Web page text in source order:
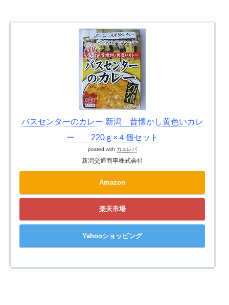
バスセンターのカレー 新潟 昔懐かし黄色いカレ
ー 220ｇ×４個セット
posted with カエレバ
新潟交通商事株式会社
Amazon
楽天市場
Yahooショッピング